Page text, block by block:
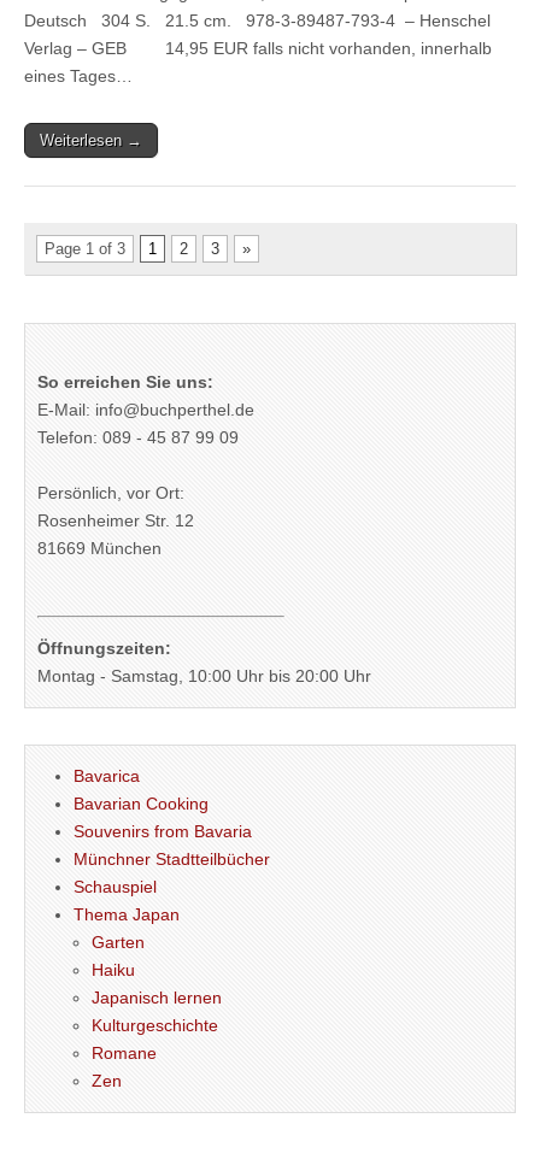
Deutsch 304 S. 21.5 cm. 978-3-89487-793-4 – Henschel
Verlag – GEB 14,95 EUR falls nicht vorhanden, innerhalb
eines Tages…
Weiterlesen →
Page 1 of 3 1 2 3 »
So erreichen Sie uns:
E-Mail: info@buchperthel.de
Telefon: 089 - 45 87 99 09
Persönlich, vor Ort:
Rosenheimer Str. 12
81669 München
Öffnungszeiten:
Montag - Samstag, 10:00 Uhr bis 20:00 Uhr
Bavarica
Bavarian Cooking
Souvenirs from Bavaria
Münchner Stadtteilbücher
Schauspiel
Thema Japan
Garten
Haiku
Japanisch lernen
Kulturgeschichte
Romane
Zen